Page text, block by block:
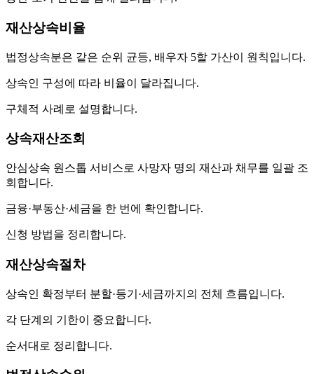
재산상속비율
법정상속분은 같은 순위 균등, 배우자 5할 가산이 원칙입니다.
상속인 구성에 따라 비율이 달라집니다.
구체적 사례로 설명합니다.
상속재산조회
안심상속 원스톱 서비스로 사망자 명의 재산과 채무를 일괄 조
회합니다.
금융·부동산·세금을 한 번에 확인합니다.
신청 방법을 정리합니다.
재산상속절차
상속인 확정부터 분할·등기·세금까지의 전체 흐름입니다.
각 단계의 기한이 중요합니다.
순서대로 정리합니다.